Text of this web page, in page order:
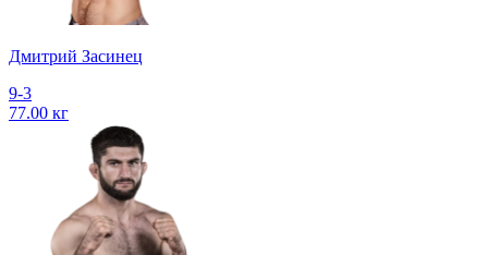
Дмитрий Засинец
9-3
77.00 кг